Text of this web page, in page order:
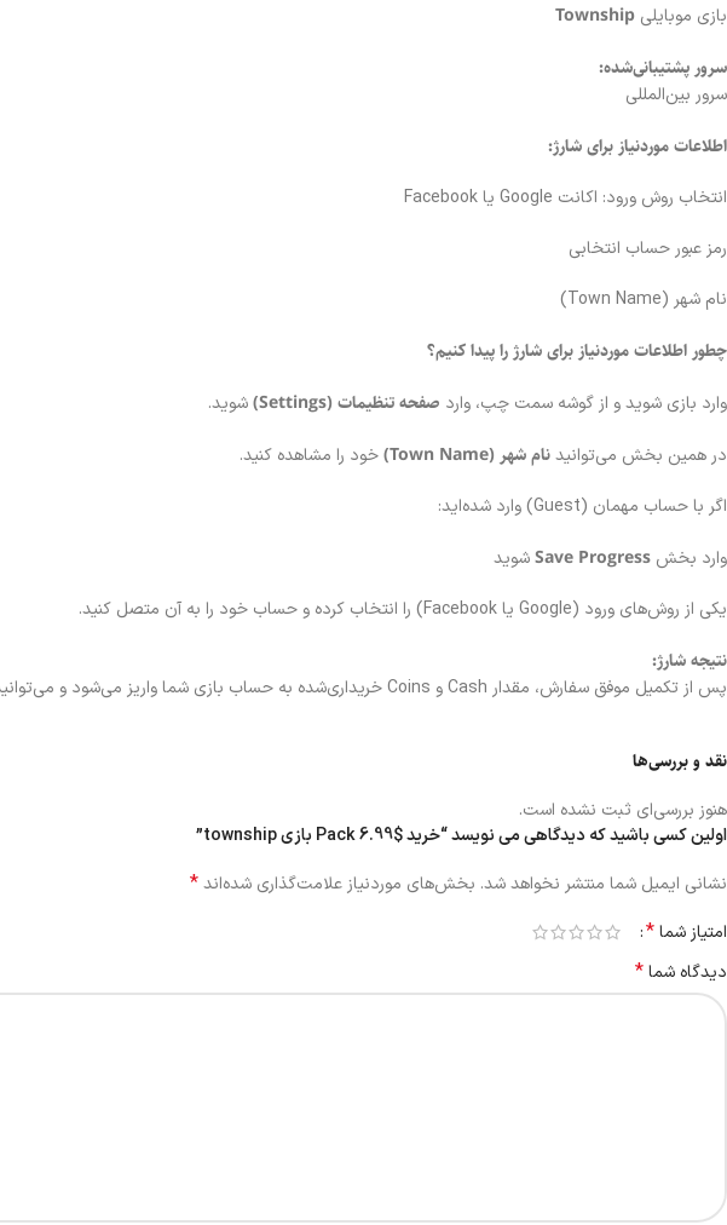
بازی موبایلی Township
سرور پشتیبانی‌شده:
سرور بین‌المللی
اطلاعات موردنیاز برای شارژ:
انتخاب روش ورود: اکانت Google یا Facebook
رمز عبور حساب انتخابی
نام شهر (Town Name)
چطور اطلاعات موردنیاز برای شارژ را پیدا کنیم؟
وارد بازی شوید و از گوشه سمت چپ، وارد صفحه تنظیمات (Settings) شوید.
در همین بخش می‌توانیدنام شهر (Town Name)
خود را مشاهده کنید.
اگر با حساب مهمان (Guest) وارد شده‌اید:
وارد بخش Save Progressشوید
یکی از روش‌های ورود (Google یا Facebook) را انتخاب کرده و حساب خود را به آن متصل کنید.
نتیجه شارژ:
پس از تکمیل موفق سفارش، مقدار Cash و Coins خریداری‌شده به حساب بازی شما واریز می‌شود و می‌توانید موجودی را داخل بازی مشاهده کنید.
نقد و بررسی‌ها
هنوز بررسی‌ای ثبت نشده است.
اولین کسی باشید که دیدگاهی می نویسد “خرید $6.99 Pack بازی township”
نشانی ایمیل شما منتشر نخواهد شد. بخش‌های موردنیاز علامت‌گذاری شده‌اند*
امتیاز شما*
دیدگاه شما*